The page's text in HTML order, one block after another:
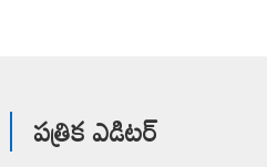
పత్రిక ఎడిటర్